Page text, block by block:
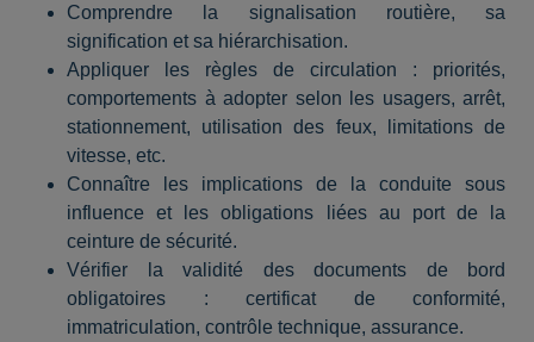
Comprendre la signalisation routière, sa
signification et sa hiérarchisation.
Appliquer les règles de circulation : priorités,
comportements à adopter selon les usagers, arrêt,
stationnement, utilisation des feux, limitations de
vitesse, etc.
Connaître les implications de la conduite sous
influence et les obligations liées au port de la
ceinture de sécurité.
Vérifier la validité des documents de bord
obligatoires : certificat de conformité,
immatriculation, contrôle technique, assurance.